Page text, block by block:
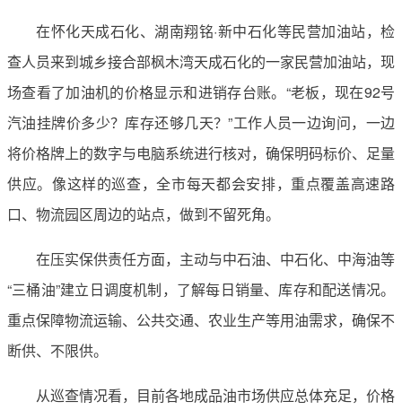
在怀化天成石化、湖南翔铭·新中石化等民营加油站，检
查人员来到城乡接合部枫木湾天成石化的一家民营加油站，现
场查看了加油机的价格显示和进销存台账。“老板，现在92号
汽油挂牌价多少？库存还够几天？”工作人员一边询问，一边
将价格牌上的数字与电脑系统进行核对，确保明码标价、足量
供应。像这样的巡查，全市每天都会安排，重点覆盖高速路
口、物流园区周边的站点，做到不留死角。
在压实保供责任方面，主动与中石油、中石化、中海油等
“三桶油”建立日调度机制，了解每日销量、库存和配送情况。
重点保障物流运输、公共交通、农业生产等用油需求，确保不
断供、不限供。
从巡查情况看，目前各地成品油市场供应总体充足，价格